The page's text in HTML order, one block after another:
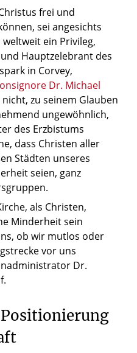
frei und
sei angesichts
ein Privileg,
Hauptzelebrant des
in Corvey,
Dr. Michael
zu seinem Glauben
ungewöhnlich,
des Erzbistums
dass Christen aller
Städten unseres
seien, ganz
als Christen,
Minderheit sein
ob wir mutlos oder
vor uns
Dr.